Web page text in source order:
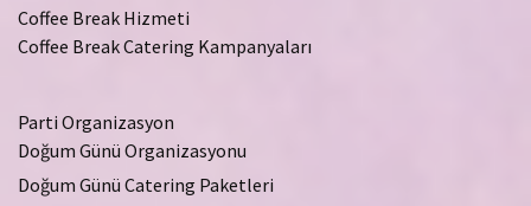
Coffee Break Hizmeti
Coffee Break Catering Kampanyaları
Parti Organizasyon
Doğum Günü Organizasyonu
Doğum Günü Catering Paketleri